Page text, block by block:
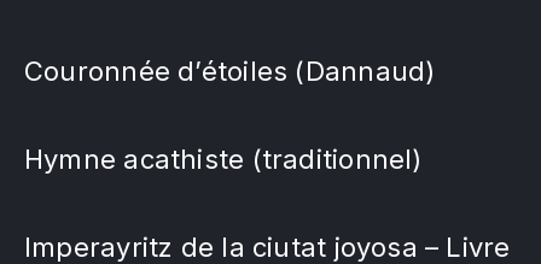
Couronnée d’étoiles (Dannaud)
Hymne acathiste (traditionnel)
Imperayritz de la ciutat joyosa – Livre